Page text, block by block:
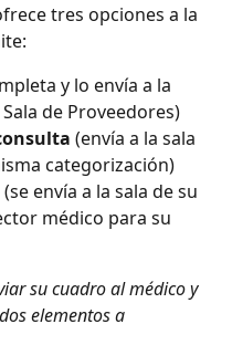
tres opciones a la
y lo envía a la
de Proveedores)
(envía a la sala
categorización)
(se envía a la sala de su
médico para su
su cuadro al médico y
elementos a